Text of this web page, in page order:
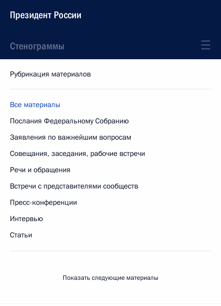
Президент России
Стенограммы
Рубрикация материалов
Все материалы
Послания Федеральному Собранию
Заявления по важнейшим вопросам
Совещания, заседания, рабочие встречи
Речи и обращения
Встречи с представителями сообществ
Пресс-конференции
Интервью
Статьи
Показать следующие материалы